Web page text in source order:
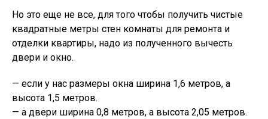
Но это еще не все, для того чтобы получить чистые
квадратные метры стен комнаты для ремонта и
отделки квартиры, надо из полученного вычесть
двери и окно.
— если у нас размеры окна ширина 1,6 метров, а
высота 1,5 метров.
— а двери ширина 0,8 метров, а высота 2,05 метров.